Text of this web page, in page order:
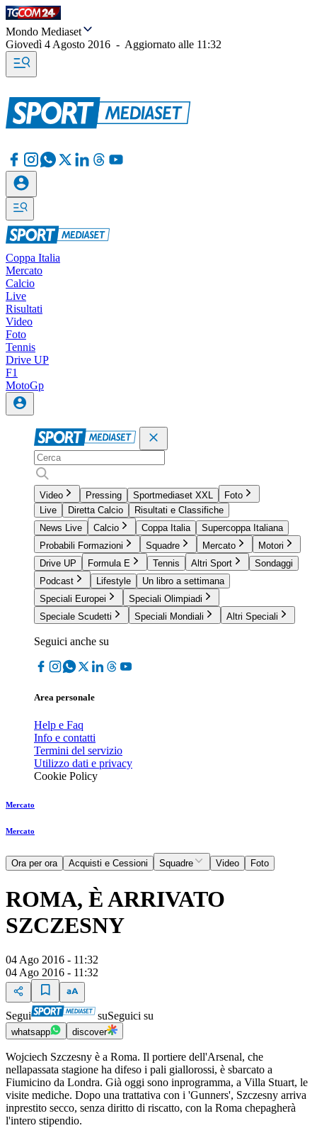
Mondo Mediaset
Giovedì 4 Agosto 2016 - Aggiornato alle 11:32
Coppa Italia
Mercato
Calcio
Live
Risultati
Video
Foto
Tennis
Drive UP
F1
MotoGp
Video Pressing Sportmediaset XXL
Foto
Live
Diretta Calcio
Risultati e Classifiche
News Live
Calcio Coppa Italia
Supercoppa Italiana
Probabili Formazioni
Squadre Mercato
Motori
Drive UP
Formula E Tennis Altri Sport
Sondaggi
Podcast
Lifestyle
Un libro a settimana
Speciali Europei
Speciali Olimpiadi
Speciale Scudetti
Speciali Mondiali Altri Speciali
Seguici anche su
Area personale
Help e Faq
Info e contatti
Termini del servizio
Utilizzo dati e privacy
Cookie Policy
Mercato
Mercato
Ora per ora Acquisti e Cessioni Squadre Video Foto
ROMA, È ARRIVATO
SZCZESNY
04 Ago 2016 - 11:32
04 Ago 2016 - 11:32
Segui suSeguici su
whatsapp discover
Wojciech Szczesny è a Roma. Il portiere dell'Arsenal, che
nellapassata stagione ha difeso i pali giallorossi, è sbarcato a
Fiumicino da Londra. Già oggi sono inprogramma, a Villa Stuart, le
visite mediche. Dopo una trattativa con i 'Gunners', Szczesny arriva
inprestito secco, senza diritto di riscatto, con la Roma chepagherà
l'intero stipendio.